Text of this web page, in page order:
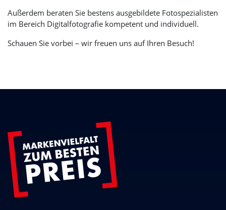
Außerdem beraten Sie bestens ausgebildete Fotospezialisten
im Bereich Digitalfotografie kompetent und individuell.
Schauen Sie vorbei – wir freuen uns auf Ihren Besuch!